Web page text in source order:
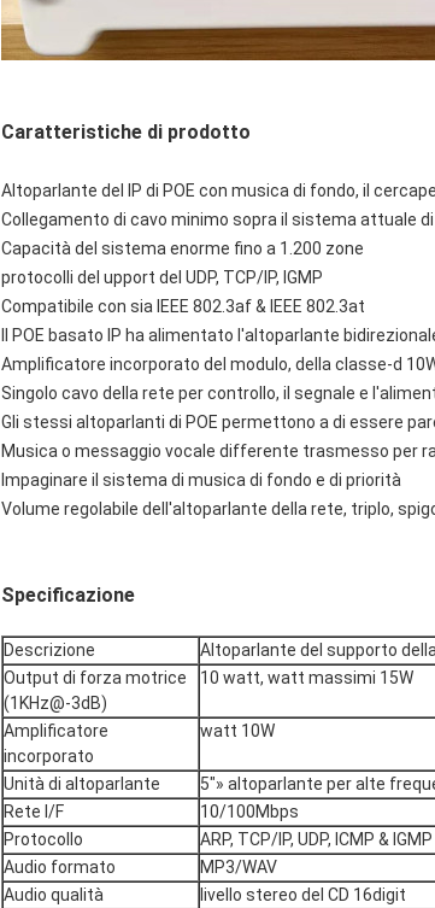
Caratteristiche di prodotto
Altoparlante del IP di POE con musica di fondo, il
Collegamento di cavo minimo sopra il sistema attuale
Capacità del sistema enorme fino a 1.200 zone
protocolli del upport del UDP, TCP/IP, IGMP
Compatibile con sia IEEE 802.3af & IEEE 802.3at
Il POE basato IP ha alimentato l'altoparlante
Amplificatore incorporato del modulo, della classe-d
Singolo cavo della rete per controllo, il segnale e
Gli stessi altoparlanti di POE permettono a di essere
Musica o messaggio vocale differente trasmesso per
Impaginare il sistema di musica di fondo e di priorità
Volume regolabile dell'altoparlante della rete, triplo,
Specificazione
Descrizione
Altoparlante del supporto
Output di forza motrice
(1KHz@-3dB)
10 watt, watt massimi 15W
Amplificatore
incorporato
watt 10W
Unità di altoparlante
5"» altoparlante per alte
Rete I/F
10/100Mbps
Protocollo
ARP, TCP/IP, UDP, ICMP &
Audio formato
MP3/WAV
Audio qualità
livello stereo del CD 16digit